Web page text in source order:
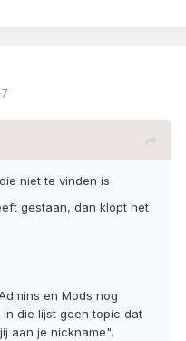
niet te vinden is
gestaan, dan klopt het
en Mods nog
die lijst geen topic dat
aan je nickname".